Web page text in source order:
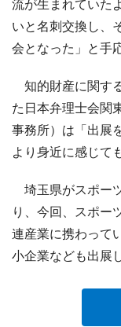
流が生まれていた
いと名刺交換し、
会となった」と手
知的財産に関す
た日本弁理士会関
事務所）は「出展
より身近に感じて
埼玉県がスポー
り、今回、スポー
連産業に携わって
小企業なども出展